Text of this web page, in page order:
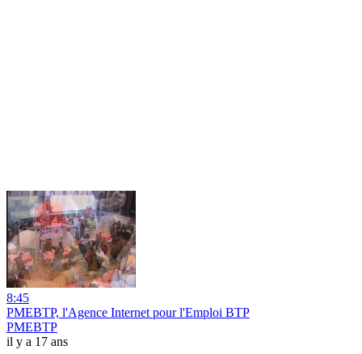
8:45
PMEBTP, l'Agence Internet pour l'Emploi BTP
PMEBTP
il y a 17 ans